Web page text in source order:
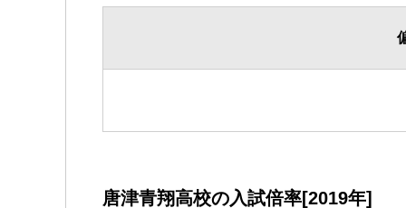
唐津青翔高校の入試倍率[2019年]